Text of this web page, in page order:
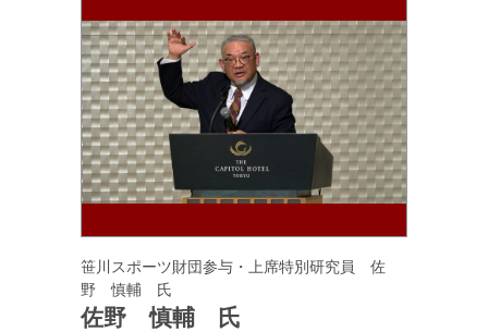
笹川スポーツ財団参与・上席特別研究員 佐
野 慎輔 氏
佐野 慎輔 氏